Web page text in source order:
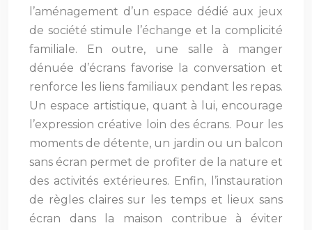
l’aménagement d’un espace dédié aux jeux
de société stimule l’échange et la complicité
familiale. En outre, une salle à manger
dénuée d’écrans favorise la conversation et
renforce les liens familiaux pendant les repas.
Un espace artistique, quant à lui, encourage
l’expression créative loin des écrans. Pour les
moments de détente, un jardin ou un balcon
sans écran permet de profiter de la nature et
des activités extérieures. Enfin, l’instauration
de règles claires sur les temps et lieux sans
écran dans la maison contribue à éviter